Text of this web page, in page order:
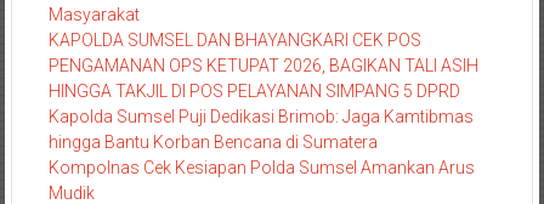
Masyarakat
KAPOLDA SUMSEL DAN BHAYANGKARI CEK POS
PENGAMANAN OPS KETUPAT 2026, BAGIKAN TALI ASIH
HINGGA TAKJIL DI POS PELAYANAN SIMPANG 5 DPRD
Kapolda Sumsel Puji Dedikasi Brimob: Jaga Kamtibmas
hingga Bantu Korban Bencana di Sumatera
Kompolnas Cek Kesiapan Polda Sumsel Amankan Arus
Mudik